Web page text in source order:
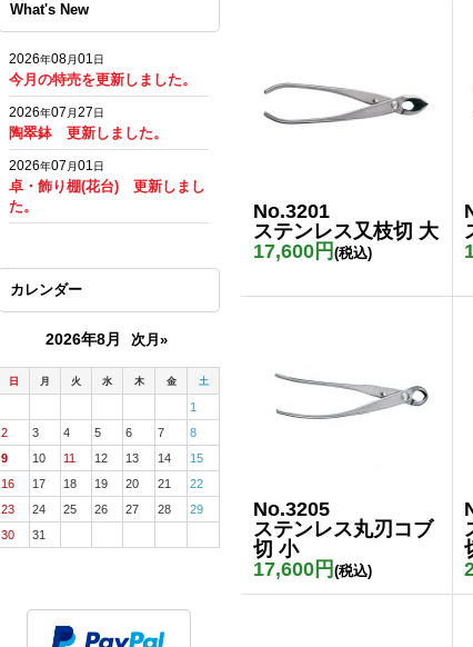
What's New
2026年08月01日
今月の特売を更新しました。
2026年07 月27日
陶翠鉢 更新しました。
2026年07 月01日
卓・飾り棚(花台) 更新しまし
た。
カレンダー
2026年8月 次月»
日 月 火 水 木 金 土
1
2
3 4 5 6 7
8
9
10 11 12 13 14
15
16
17 18 19 20 21
22
23
24 25 26 27 28
29
30
31
No.3201
ステンレス又枝切 大
17,600円 (税込)
No.3205
ステンレス丸刃コブ
切 小
17,600円 (税込)